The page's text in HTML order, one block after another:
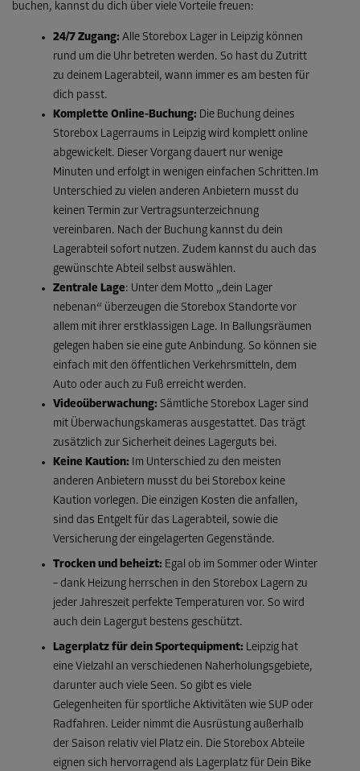
buchen, kannst du dich über viele Vorteile freuen:
24/7 Zugang: Alle Storebox Lager in Leipzig können
rund um die Uhr betreten werden. So hast du Zutritt
zu deinem Lagerabteil, wann immer es am besten für
dich passt.
Komplette Online-Buchung: Die Buchung deines
Storebox Lagerraums in Leipzig wird komplett online
abgewickelt. Dieser Vorgang dauert nur wenige
Minuten und erfolgt in wenigen einfachen Schritten.Im
Unterschied zu vielen anderen Anbietern musst du
keinen Termin zur Vertragsunterzeichnung
vereinbaren. Nach der Buchung kannst du dein
Lagerabteil sofort nutzen. Zudem kannst du auch das
gewünschte Abteil selbst auswählen.
Zentrale Lage: Unter dem Motto „dein Lager
nebenan“ überzeugen die Storebox Standorte vor
allem mit ihrer erstklassigen Lage. In Ballungsräumen
gelegen haben sie eine gute Anbindung. So können sie
einfach mit den öffentlichen Verkehrsmitteln, dem
Auto oder auch zu Fuß erreicht werden.
Videoüberwachung: Sämtliche Storebox Lager sind
mit Überwachungskameras ausgestattet. Das trägt
zusätzlich zur Sicherheit deines Lagerguts bei.
Keine Kaution: Im Unterschied zu den meisten
anderen Anbietern musst du bei Storebox keine
Kaution vorlegen. Die einzigen Kosten die anfallen,
sind das Entgelt für das Lagerabteil, sowie die
Versicherung der eingelagerten Gegenstände.
Trocken und beheizt: Egal ob im Sommer oder Winter
– dank Heizung herrschen in den Storebox Lagern zu
jeder Jahreszeit perfekte Temperaturen vor. So wird
auch dein Lagergut bestens geschützt.
Lagerplatz für dein Sportequipment: Leipzig hat
eine Vielzahl an verschiedenen Naherholungsgebiete,
darunter auch viele Seen. So gibt es viele
Gelegenheiten für sportliche Aktivitäten wie SUP oder
Radfahren. Leider nimmt die Ausrüstung außerhalb
der Saison relativ viel Platz ein. Die Storebox Abteile
eignen sich hervorragend als Lagerplatz für Dein Bike